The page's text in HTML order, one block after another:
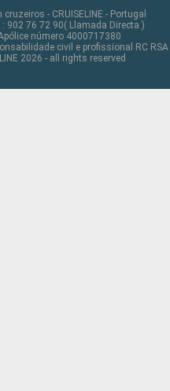
- CRUISELINE - Portugal
902 76 72 90( Llamada Directa )
número 4000717380
civil e profissional RC RSA
2026 - all rights reserved